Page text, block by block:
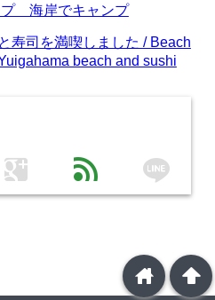
プ 海岸でキャンプ
寿司を満喫しました / Beach
beach and sushi
google feed line
arrowup
home